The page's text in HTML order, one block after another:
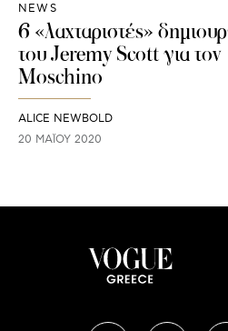
NEWS
6 «λαχταριστές»
του Jeremy Scott για τον
Moschino
ALICE NEWBOLD
20 ΜΑΪ́ΟΥ 2020